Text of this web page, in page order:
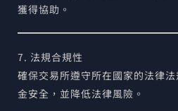
獲得協助。
7. 法規合規性
確保交易所遵守所在國家的法律
金安全，並降低法律風險。